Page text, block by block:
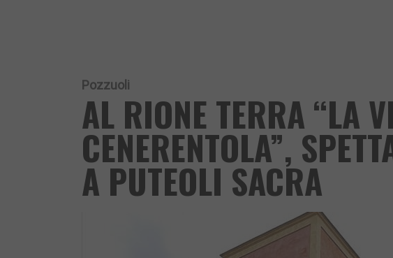
Pozzuoli
AL RIONE TERRA “LA
CENERENTOLA”,
A PUTEOLI SACRA